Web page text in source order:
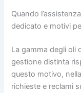
Quando
dedicato e motivi
La gamma degli oli
gestione distinta
questo motivo,
richieste e reclami